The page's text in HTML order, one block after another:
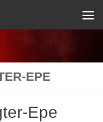
EPE
Epe